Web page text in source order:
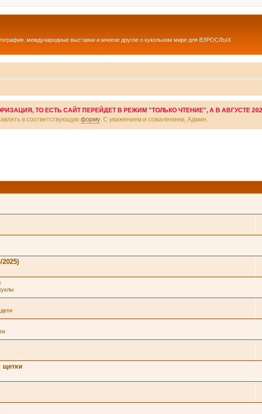
международные выставки и многое другое о кукольном мире для ВЗРОСЛЫХ
ТО ЕСТЬ САЙТ ПЕРЕЙДЕТ В РЕЖИМ "ТОЛЬКО ЧТЕНИЕ", А В АВГУСТЕ
в соответствующую форму . С уважением и сожалением, Админ.
щетки